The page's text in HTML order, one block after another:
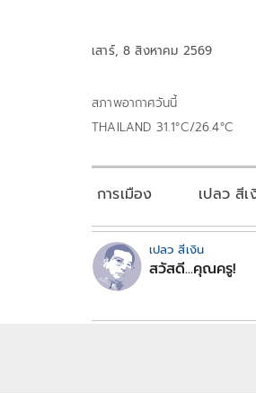
เสาร์, 8 สิงหาคม 2569
สภาพอากาศวันนี้
THAILAND 31.1°C/26.4°C
การเมือง เปลว สีเ
เปลว สีเงิน
สวัสดี...คุณครู!